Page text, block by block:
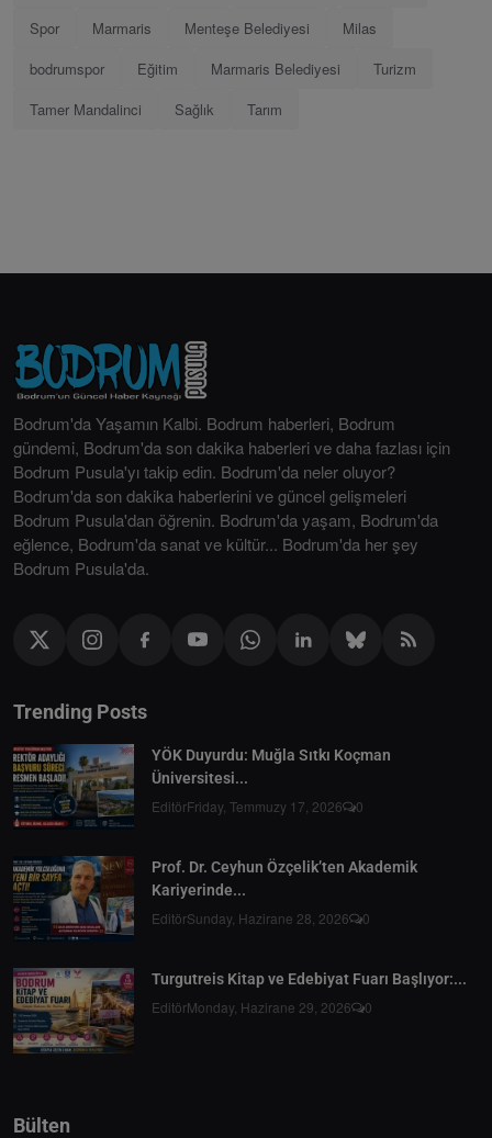
Spor
Marmaris Menteşe Belediyesi
Milas
bodrumspor
Eğitim Marmaris Belediyesi
Turizm
Tamer Mandalinci
Sağlık Tarım
Bodrum'da Yaşamın Kalbi. Bodrum haberleri, Bodrum
gündemi, Bodrum'da son dakika haberleri ve daha fazlası için
Bodrum Pusula'yı takip edin. Bodrum'da neler oluyor?
Bodrum'da son dakika haberlerini ve güncel gelişmeleri
Bodrum Pusula'dan öğrenin. Bodrum'da yaşam, Bodrum'da
eğlence, Bodrum'da sanat ve kültür... Bodrum'da her şey
Bodrum Pusula'da.
Trending Posts
YÖK Duyurdu: Muğla Sıtkı Koçman
Üniversitesi...
EditörFriday, Temmuzy 17, 2026 0
Prof. Dr. Ceyhun Özçelik’ten Akademik
Kariyerinde...
EditörSunday, Hazirane 28, 2026 0
Turgutreis Kitap ve Edebiyat Fuarı Başlıyor:...
EditörMonday, Hazirane 29, 2026 0
Bülten